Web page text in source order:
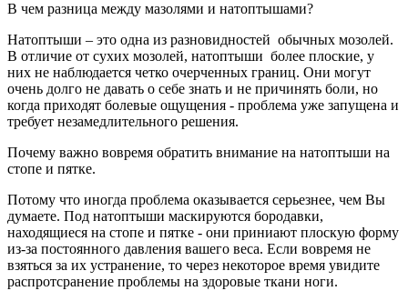
В чем разница между мазолями и натоптышами?
Натоптыши – это одна из разновидностей обычных мозолей.
В отличие от сухих мозолей, натоптыши более плоские, у
них не наблюдается четко очерченных границ. Они могут
очень долго не давать о себе знать и не причинять боли, но
когда приходят болевые ощущения - проблема уже запущена и
требует незамедлительного решения.
Почему важно вовремя обратить внимание на натоптыши на
стопе и пятке.
Потому что иногда проблема оказывается серьезнее, чем Вы
думаете. Под натоптыши маскируются бородавки,
находящиеся на стопе и пятке - они приниают плоскую форму
из-за постоянного давления вашего веса. Если вовремя не
взяться за их устранение, то через некоторое время увидите
распротсранение проблемы на здоровые ткани ноги.